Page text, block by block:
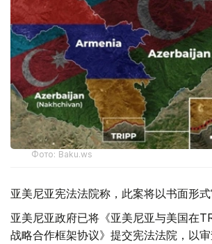
Фото: Baku.ws
亚美尼亚宪法法院称，此案将以书面形式
亚美尼亚政府已将《亚美尼亚与美国在
战略合作框架协议》提交宪法法院，以